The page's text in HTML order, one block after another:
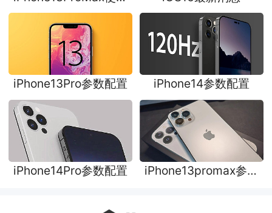
教程
iPhone13Pro参数配置 iPhone14参数配置
iPhone14Pro参数配置
iPhone13promax参数